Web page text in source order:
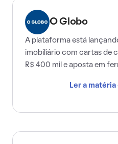
O Globo
A plataforma está
imobiliário com cartas de
R$ 400 mil e aposta em
Ler a